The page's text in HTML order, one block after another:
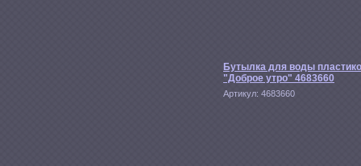
Бутылка для воды
"Доброе утро" 4683660
Артикул: 4683660